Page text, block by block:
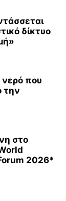
δίκτυο
που
την
στο
2026*